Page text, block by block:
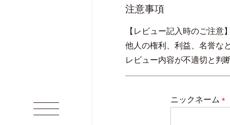
注意事項
【レビュー記入時のご注意
他人の権利、利益、名誉な
レビュー内容が不適切と判
ニックネーム